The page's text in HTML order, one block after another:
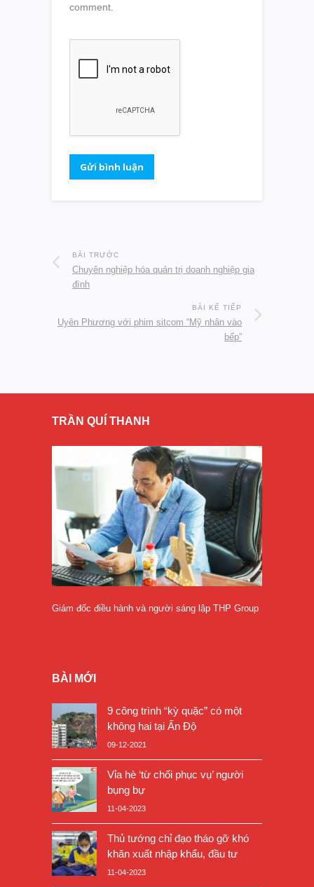
comment.
BÀI TRƯỚC
Chuyên nghiệp hóa quản trị doanh nghiệp gia
đình
BÀI KẾ TIẾP
Uyên Phương với phim sitcom “Mỹ nhân vào
bếp”
TRẦN QUÍ THANH
Giám đốc điều hành và người sáng lập THP Group
BÀI MỚI
9 công trình “kỳ quặc” có một
không hai tại Ấn Độ
09-12-2021
Vỉa hè ‘từ chối phục vụ’ người
bụng bự
11-04-2023
Thủ tướng chỉ đạo tháo gỡ khó
khăn xuất nhập khẩu, đầu tư
11-04-2023